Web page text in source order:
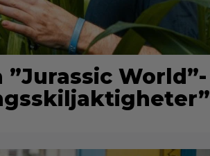
World”-